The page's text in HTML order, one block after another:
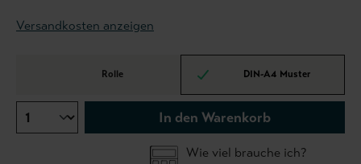
Versandkosten anzeigen
Rolle DIN-A4 Muster
In den Warenkorb
Wie viel brauche ich?